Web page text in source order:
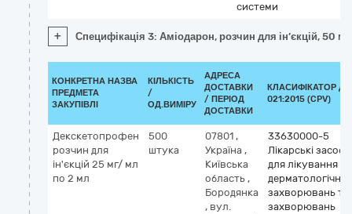
системи
+ Специфікація 3: Аміодарон, розчин для ін’єкцій, 50
КОНКРЕТНА НАЗВА
ПРЕДМЕТА
ЗАКУПІВЛІ
КІЛЬКІСТЬ
/
ОД.ВИМІРУ
АДРЕСА
ДОСТАВКИ
/ ПЕРІОД
ДОСТАВКИ
КЛАСИФІКАТОР ДК
021:2015 (CPV)
Декскетопрофен
розчин для
ін'єкцій 25 мг/ мл
по 2 мл
500
штука
07801 ,
Україна ,
Київська
область ,
Бородянка
, вул.
33630000-5
Лікарські засоби
для лікування
дерматологічних
захворювань та
захворювань